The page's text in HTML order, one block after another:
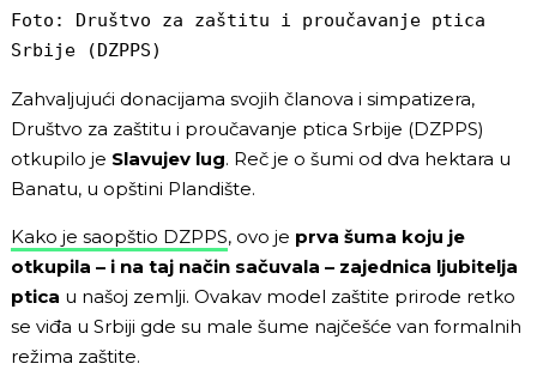
Foto: Društvo za zaštitu i proučavanje ptica
Srbije (DZPPS)
Zahvaljujući donacijama svojih članova i simpatizera,
Društvo za zaštitu i proučavanje ptica Srbije (DZPPS)
otkupilo je Slavujev lug. Reč je o šumi od dva hektara u
Banatu, u opštini Plandište.
Kako je saopštio DZPPS, ovo je prva šuma koju je
otkupila – i na taj način sačuvala – zajednica ljubitelja
ptica u našoj zemlji. Ovakav model zaštite prirode retko
se viđa u Srbiji gde su male šume najčešće van formalnih
režima zaštite.